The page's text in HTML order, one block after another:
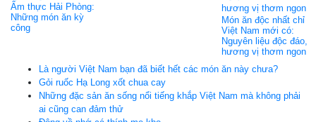
Ẩm thực Hải Phòng:
Những món ăn kỳ
công
Món ăn độc nhất chỉ
Việt Nam mới có:
Nguyên liệu độc đáo,
hương vị thơm ngon
Là người Việt Nam bạn đã biết hết các món ăn này chưa?
Gỏi ruốc Hạ Long xốt chua cay
Những đặc sản ăn sống nổi tiếng khắp Việt Nam mà không phải
ai cũng can đảm thử